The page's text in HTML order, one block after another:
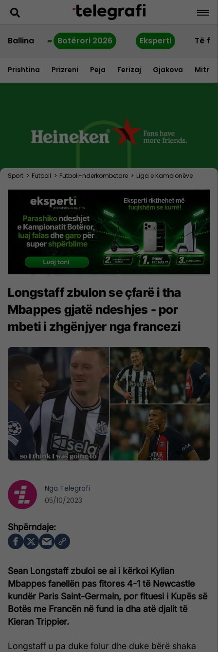
Ballina Botërori 2026 Eksperti Të
Prishtina Prizreni Peja Ferizaj Gjakova
Sport > Futboll > Futboll-nderkombetare > Liga e Kampionëve
Longstaff zbulon se çfarë i tha
Mbappes gjatë ndeshjes - por
mbeti i zhgënjyer nga francezi
Sean Longstaff zbuloi se ai i kërkoi Kylian
Mbappes fanellën pas fitores 4-1 të Newcastle
kundër Paris Saint-Germain, por fituesi i Kupës së
Botës me Francën në fund ia dha atë djalit të
Kieran Trippier.
Longstaff u pa duke folur dhe duke bërë shaka
Nga Telegrafi
05/10/2023